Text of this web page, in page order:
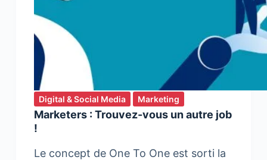
Digital & Social Media Marketing
Marketers : Trouvez-vous un autre job
!
Le concept de One To One est sorti la